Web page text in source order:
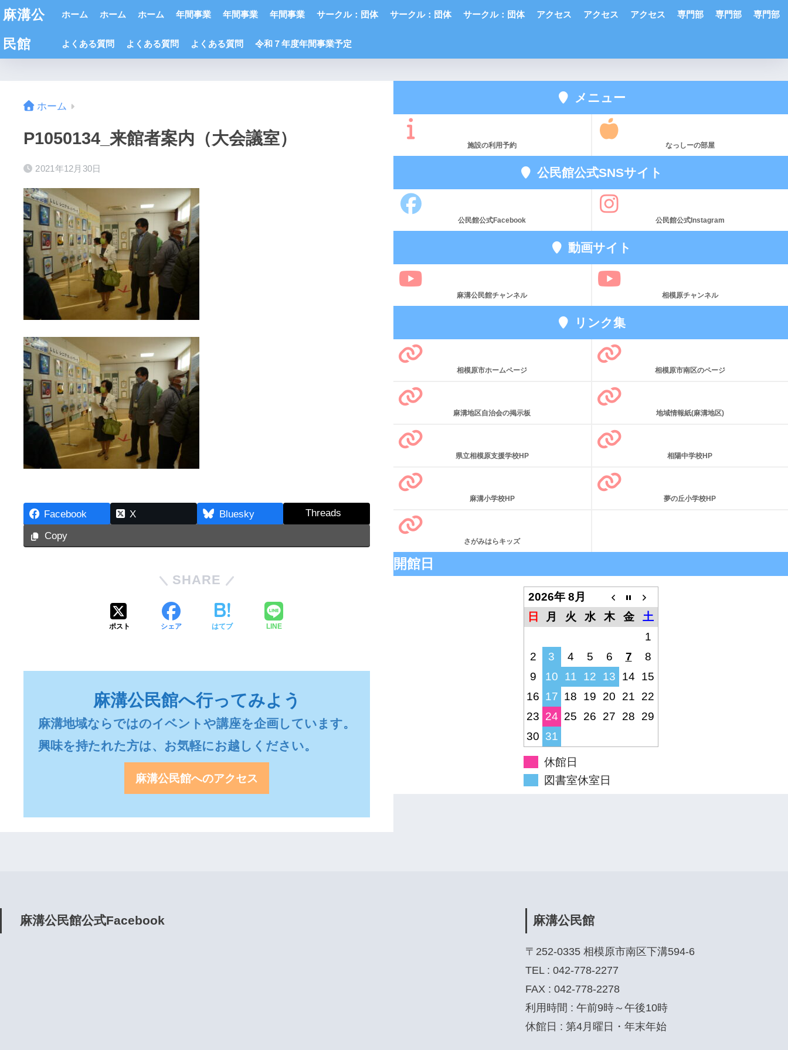
麻溝公
民館
ホーム ホーム ホーム 年間事業 年間事業 年間事業 サークル：団体 サークル：団体 サークル：団体 アクセス アクセス アクセス 専門部 専門部 専門部
よくある質問 よくある質問 よくある質問 令和７年度年間事業予定
ホーム
P1050134_来館者案内（大会議室）
2021年12月30日
Facebook X Bluesky
Threads
Copy
SHARE
ポスト シェア はてブ LINE
麻溝公民館へ行ってみよう
麻溝地域ならではのイベントや講座を企画しています。
興味を持たれた方は、お気軽にお越しください。
麻溝公民館へのアクセス
メニュー
施設の利用予約 なっしーの部屋
公民館公式SNSサイト
公民館公式Facebook 公民館公式Instagram
動画サイト
麻溝公民館チャンネル 相模原チャンネル
リンク集
相模原市ホームページ 相模原市南区のページ
麻溝地区自治会の掲示板 地域情報紙(麻溝地区)
県立相模原支援学校HP 相陽中学校HP
麻溝小学校HP 夢の丘小学校HP
さがみはらキッズ
開館日
2026年 8月
日
月 火 水 木 金
土
1
2
3 4 5 6 7
8
9
10 11 12 13 14
15
16 17 18 19 20 21
22
23 24 25 26 27 28
29
30 31
休館日
図書室休室日
麻溝公民館公式Facebook 麻溝公民館
〒252-0335 相模原市南区下溝594-6
TEL : 042-778-2277
FAX : 042-778-2278
利用時間 : 午前9時～午後10時
休館日 : 第4月曜日・年末年始